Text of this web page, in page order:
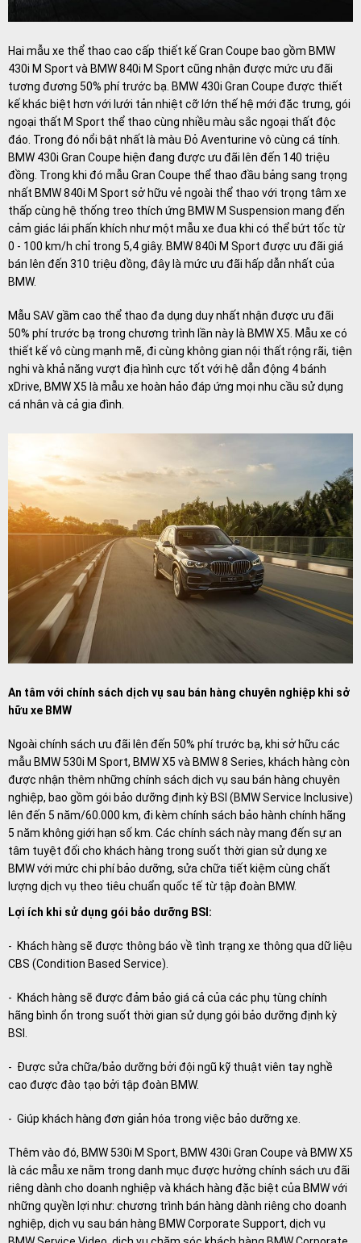
Hai mẫu xe thể thao cao cấp thiết kế Gran Coupe bao gồm BMW
430i M Sport và BMW 840i M Sport cũng nhận được mức ưu đãi
tương đương 50% phí trước bạ. BMW 430i Gran Coupe được thiết
kế khác biệt hơn với lưới tản nhiệt cỡ lớn thế hệ mới đặc trưng, gói
ngoại thất M Sport thể thao cùng nhiều màu sắc ngoại thất độc
đáo. Trong đó nổi bật nhất là màu Đỏ Aventurine vô cùng cá tính.
BMW 430i Gran Coupe hiện đang được ưu đãi lên đến 140 triệu
đồng. Trong khi đó mẫu Gran Coupe thể thao đầu bảng sang trọng
nhất BMW 840i M Sport sở hữu vẻ ngoài thể thao với trọng tâm xe
thấp cùng hệ thống treo thích ứng BMW M Suspension mang đến
cảm giác lái phấn khích như một mẫu xe đua khi có thể bứt tốc từ
0 - 100 km/h chỉ trong 5,4 giây. BMW 840i M Sport được ưu đãi giá
bán lên đến 310 triệu đồng, đây là mức ưu đãi hấp dẫn nhất của
BMW.
Mẫu SAV gầm cao thể thao đa dụng duy nhất nhận được ưu đãi
50% phí trước bạ trong chương trình lần này là BMW X5. Mẫu xe có
thiết kế vô cùng mạnh mẽ, đi cùng không gian nội thất rộng rãi, tiện
nghi và khả năng vượt địa hình cực tốt với hệ dẫn động 4 bánh
xDrive, BMW X5 là mẫu xe hoàn hảo đáp ứng mọi nhu cầu sử dụng
cá nhân và cả gia đình.
An tâm với chính sách dịch vụ sau bán hàng chuyên nghiệp khi sở
hữu xe BMW
Ngoài chính sách ưu đãi lên đến 50% phí trước bạ, khi sở hữu các
mẫu BMW 530i M Sport, BMW X5 và BMW 8 Series, khách hàng còn
được nhận thêm những chính sách dịch vụ sau bán hàng chuyên
nghiệp, bao gồm gói bảo dưỡng định kỳ BSI (BMW Service Inclusive)
lên đến 5 năm/60.000 km, đi kèm chính sách bảo hành chính hãng
5 năm không giới hạn số km. Các chính sách này mang đến sự an
tâm tuyệt đối cho khách hàng trong suốt thời gian sử dụng xe
BMW với mức chi phí bảo dưỡng, sửa chữa tiết kiệm cùng chất
lượng dịch vụ theo tiêu chuẩn quốc tế từ tập đoàn BMW.
Lợi ích khi sử dụng gói bảo dưỡng BSI:
- Khách hàng sẽ được thông báo về tình trạng xe thông qua dữ liệu
CBS (Condition Based Service).
- Khách hàng sẽ được đảm bảo giá cả của các phụ tùng chính
hãng bình ổn trong suốt thời gian sử dụng gói bảo dưỡng định kỳ
BSI.
- Được sửa chữa/bảo dưỡng bởi đội ngũ kỹ thuật viên tay nghề
cao được đào tạo bởi tập đoàn BMW.
- Giúp khách hàng đơn giản hóa trong việc bảo dưỡng xe.
Thêm vào đó, BMW 530i M Sport, BMW 430i Gran Coupe và BMW X5
là các mẫu xe nằm trong danh mục được hưởng chính sách ưu đãi
riêng dành cho doanh nghiệp và khách hàng đặc biệt của BMW với
những quyền lợi như: chương trình bán hàng dành riêng cho doanh
nghiệp, dịch vụ sau bán hàng BMW Corporate Support, dịch vụ